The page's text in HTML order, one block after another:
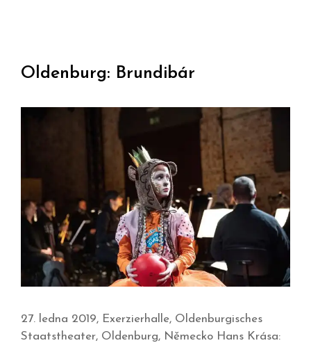
Oldenburg: Brundibár
27. ledna 2019, Exerzierhalle, Oldenburgisches
Staatstheater, Oldenburg, Německo Hans Krása: